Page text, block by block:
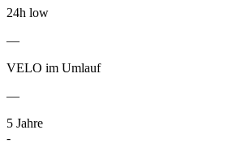
24h low
—
VELO im Umlauf
—
5 Jahre
-